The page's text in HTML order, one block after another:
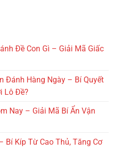
Đề Con Gì – Giải Mã Giấc
Đánh Hàng Ngày – Bí Quyết
Lô Đề?
Nay – Giải Mã Bí Ẩn Vận
Bí Kíp Từ Cao Thủ, Tăng Cơ